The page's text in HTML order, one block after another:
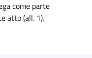
come parte
atto (all. 1).